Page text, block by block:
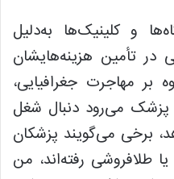
و کلینیک‌ها به‌دلیل
در تأمین هزینه‌هایشان
بر مهاجرت جغرافیایی،
می‌رود دنبال شغل
برخی می‌گویند پزشکان
طلافروشی رفته‌اند، من